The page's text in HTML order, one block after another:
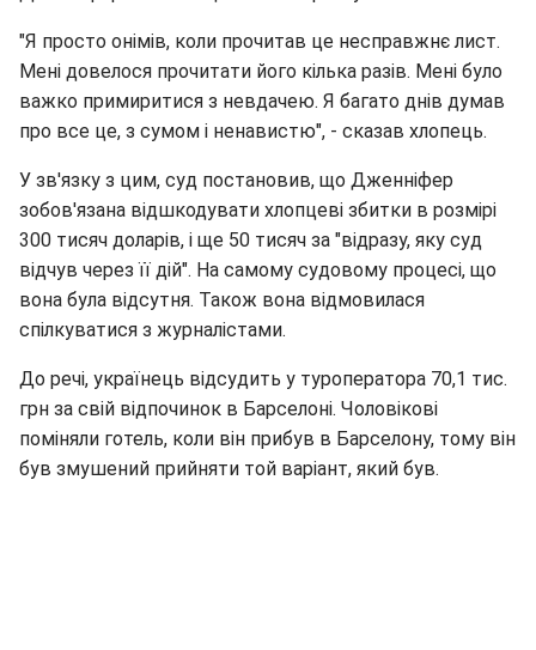
"Я просто онімів, коли прочитав це несправжнє лист.
Мені довелося прочитати його кілька разів. Мені було
важко примиритися з невдачею. Я багато днів думав
про все це, з сумом і ненавистю", - сказав хлопець.
У зв'язку з цим, суд постановив, що Дженніфер
зобов'язана відшкодувати хлопцеві збитки в розмірі
300 тисяч доларів, і ще 50 тисяч за "відразу, яку суд
відчув через її дій". На самому судовому процесі, що
вона була відсутня. Також вона відмовилася
спілкуватися з журналістами.
До речі, українець відсудить у туроператора 70,1 тис.
грн за свій відпочинок в Барселоні. Чоловікові
поміняли готель, коли він прибув в Барселону, тому він
був змушений прийняти той варіант, який був.